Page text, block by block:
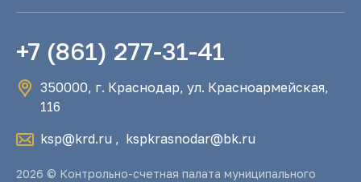
+7 (861) 277-31-41
350000, г. Краснодар, ул. Красноармейская,
116
ksp@krd.ru , kspkrasnodar@bk.ru
2026 © Контрольно-счетная палата муниципального